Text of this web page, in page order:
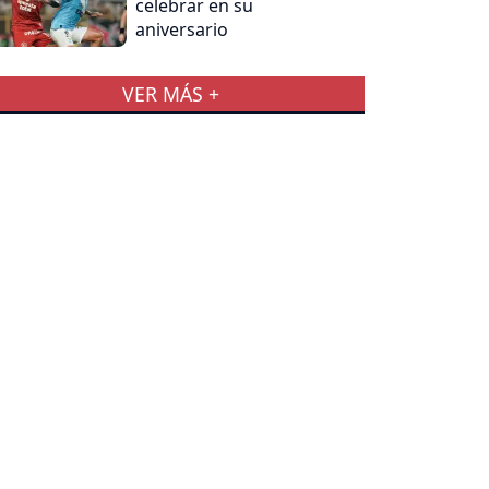
celebrar en su
aniversario
VER MÁS +